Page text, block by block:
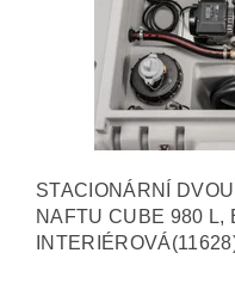
STACIONÁRNÍ
NAFTU CUBE 980 L,